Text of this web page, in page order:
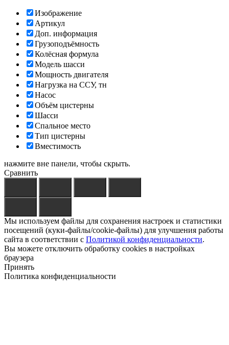
Изображение
Артикул
Доп. информация
Грузоподъёмность
Колёсная формула
Модель шасси
Мощность двигателя
Нагрузка на ССУ, тн
Насос
Объём цистерны
Шасси
Спальное место
Тип цистерны
Вместимость
нажмите вне панели, чтобы скрыть.
Сравнить
Мы используем файлы для сохранения настроек и статистики
посещений (куки-файлы/cookie-файлы) для улучшения работы
сайта в соответствии с Политикой конфиденциальности.
Вы можете отключить обработку cookies в настройках
браузера
Принять
Политика конфиденциальности